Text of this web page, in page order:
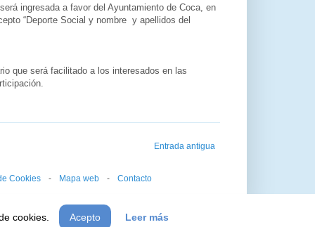
cookies. Acepto Leer más
ingresada a favor del Ayuntamiento de Coca, en
“Deporte Social y nombre y apellidos del
que será facilitado a los interesados en las
Entrada antigua
Cookies --- Mapa web --- Contacto